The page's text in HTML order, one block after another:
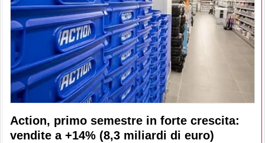
Action, primo semestre in forte crescita:
vendite a +14% (8,3 miliardi di euro)